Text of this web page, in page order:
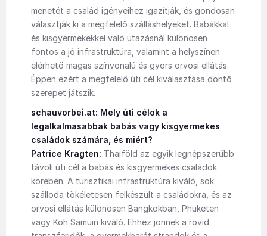
menetét a család igényeihez igazítják, és gondosan
választják ki a megfelelő szálláshelyeket. Babákkal
és kisgyermekekkel való utazásnál különösen
fontos a jó infrastruktúra, valamint a helyszínen
elérhető magas színvonalú és gyors orvosi ellátás.
Éppen ezért a megfelelő úti cél kiválasztása döntő
szerepet játszik.
schauvorbei.at: Mely úti célok a
legalkalmasabbak babás vagy kisgyermekes
családok számára, és miért?
Patrice Kragten: Thaiföld az egyik legnépszerűbb
távoli úti cél a babás és kisgyermekes családok
körében. A turisztikai infrastruktúra kiváló, sok
szálloda tökéletesen felkészült a családokra, és az
orvosi ellátás különösen Bangkokban, Phuketen
vagy Koh Samuin kiváló. Ehhez jönnek a rövid